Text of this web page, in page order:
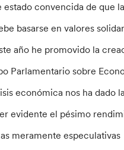
estado convencida de que la
basarse en valores
año he promovido la
Parlamentario sobre
económica nos ha dado la
evidente el pésimo
meramente especulativas